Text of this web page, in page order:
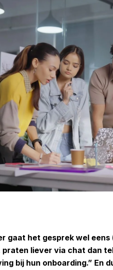
gaat het gesprek wel
liever via chat dan
bij hun onboarding.” En